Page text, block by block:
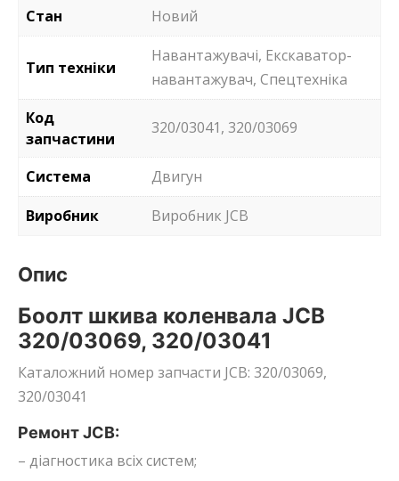
Стан
Новий
Тип техніки
Навантажувачі, Екскаватор-
навантажувач, Спецтехніка
Код
запчастини
320/03041, 320/03069
Система
Двигун
Виробник
Виробник JCB
Опис
Боолт шкива коленвала JCB
320/03069, 320/03041
Каталожний номер запчасти JCB: 320/03069,
320/03041
Ремонт JCB:
– діагностика всіх систем;